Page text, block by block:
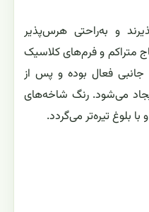
و به‌راحتی هرس‌پذیر
متراکم و فرم‌های کلاسیک
فعال بوده و پس از
می‌شود. رنگ شاخه‌های
بلوغ تیره‌تر می‌گردد.